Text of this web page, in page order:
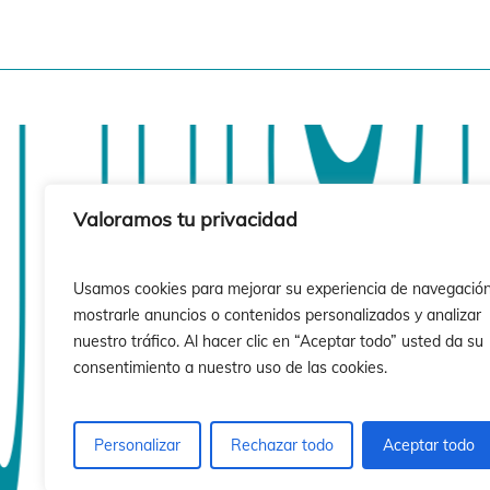
Valoramos tu privacidad
Usamos cookies para mejorar su experiencia de
mostrarle anuncios o contenidos personalizados y analizar
nuestro tráfico. Al hacer clic en “Aceptar todo” usted da su
consentimiento a nuestro uso de las cookies.
Personalizar Rechazar todo Aceptar todo